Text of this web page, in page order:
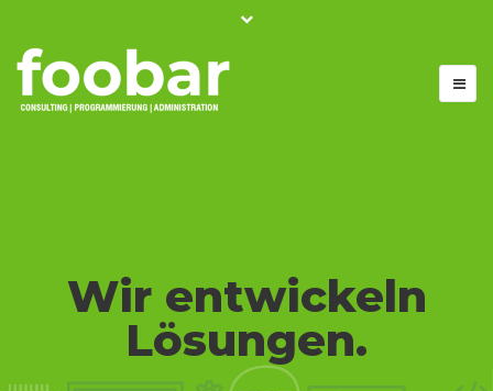
Change language
Telefon: +49 371 774164-20
Wir entwickeln
Lösungen.